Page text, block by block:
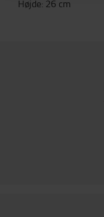
Højde: 26 cm